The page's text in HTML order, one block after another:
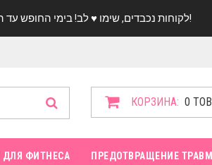
לקוחות נכבדים, שימו ♥️ לב! בימי החופש עד התאריך 20.08 החנות עובדת במתכונת מצומצמת. נא להתקשר לפני הגעה!
КОРЗИНА: 0
ДЛЯ ФИТНЕСА ПРЕДОТВРАЩЕНИЕ ТРАВМ